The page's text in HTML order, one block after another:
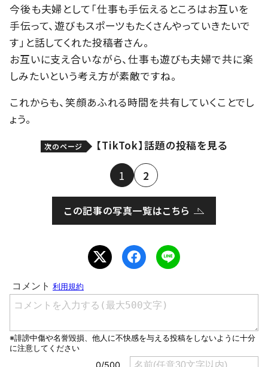
今後も夫婦として「仕事も手伝えるところはお互いを
手伝って、遊びもスポーツもたくさんやっていきたいで
す」と話してくれた投稿者さん。
お互いに支え合いながら、仕事も遊びも夫婦で共に楽
しみたいという考え方が素敵ですね。
これからも、笑顔あふれる時間を共有していくことでし
ょう。
次のページ 【TikTok】話題の投稿を見る
1 2
この記事の写真一覧はこちら